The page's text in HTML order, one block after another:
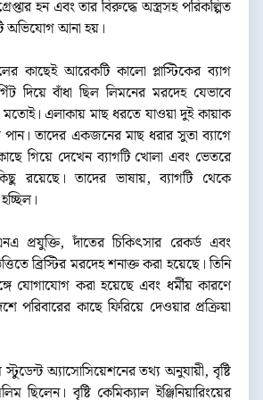
হন এবং তার বিরুদ্ধে অস্ত্রসহ পরিকল্পিত
অভিযোগ আনা হয়।
কাছেই আরেকটি কালো প্লাস্টিকের ব্যাগ
দিয়ে বাঁধা ছিল লিমনের মরদেহ যেভাবে
মতোই। এলাকায় মাছ ধরতে যাওয়া দুই কায়াক
তাদের একজনের মাছ ধরার সুতা ব্যাগে
গিয়ে দেখেন ব্যাগটি খোলা এবং ভেতরে
রয়েছে। তাদের ভাষায়, ব্যাগটি থেকে
প্রযুক্তি, দাঁতের চিকিৎসার রেকর্ড এবং
ব্রিস্টির মরদেহ শনাক্ত করা হয়েছে। তিনি
যোগাযোগ করা হয়েছে এবং ধর্মীয় কারণে
পরিবারের কাছে ফিরিয়ে দেওয়ার প্রক্রিয়া
স্টুডেন্ট অ্যাসোসিয়েশনের তথ্য অনুযায়ী, বৃষ্টি
বৃষ্টি কেমিক্যাল ইঞ্জিনিয়ারিংয়ের